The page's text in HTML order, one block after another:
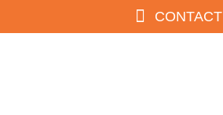
CONTACT